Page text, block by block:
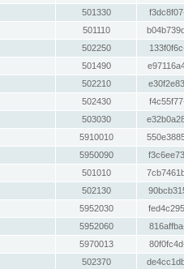
501330
501110
502250
501490
502210
502430
503030
5910010
5950090
501010
502130
5952030
5952060
5970013
502370